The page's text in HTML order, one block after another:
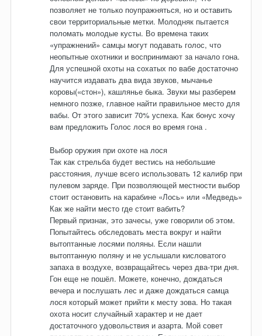
позволяет не только поупражняться, но и оставить
свои территориальные метки. Молодняк пытается
поломать молодые кусты. Во времена таких
«упражнений» самцы могут подавать голос, что
неопытные охотники и воспринимают за начало гона.
Для успешной охоты на сохатых по вабе достаточно
научится издавать два вида звуков, мычанье
коровы(«стон»), кашлянье быка. Звуки мы разберем
немного позже, главное найти правильное место для
вабы. От этого зависит 70% успеха. Как бонус хочу
вам предложить Голос лося во время гона .
Выбор оружия при охоте на лося
Так как стрельба будет вестись на небольшие
расстояния, лучше всего использовать 12 калибр при
пулевом заряде. При позволяющей местности выбор
стоит остановить на карабине «Лось» или «Медведь»
Как же найти место где стоит вабить?
Первый признак, это зачесы, уже говорили об этом.
Попытайтесь обследовать места вокруг и найти
вытоптанные лосями поляны. Если нашли
вытоптанную поляну и не услышали кисловатого
запаха в воздухе, возвращайтесь через два-три дня.
Гон еще не пошёл. Можете, конечно, дождаться
вечера и послушать лес и даже дождаться самца
лося который может прийти к месту зова. Но такая
охота носит случайный характер и не дает
достаточного удовольствия и азарта. Мой совет